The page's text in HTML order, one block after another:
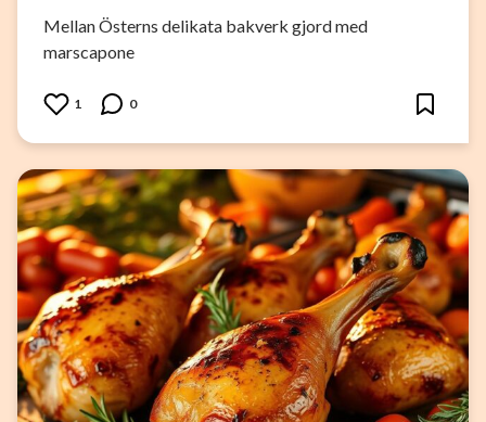
Mellan Österns delikata bakverk gjord med
marscapone
1 0